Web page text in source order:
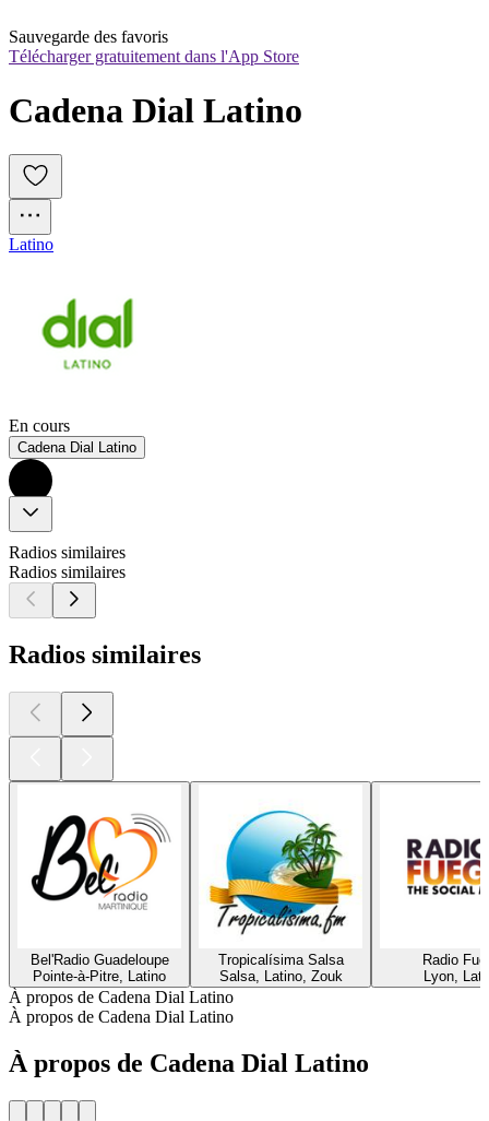
Sauvegarde des favoris
Télécharger gratuitement dans l'App Store
Cadena Dial Latino
Latino
En cours
Cadena Dial Latino
Radios similaires
Radios similaires
Radios similaires
Bel'Radio Guadeloupe
Pointe-à-Pitre, Latino
Tropicalísima Salsa
Salsa, Latino, Zouk
Radio
Lyon,
À propos de Cadena Dial Latino
À propos de Cadena Dial Latino
À propos de Cadena Dial Latino